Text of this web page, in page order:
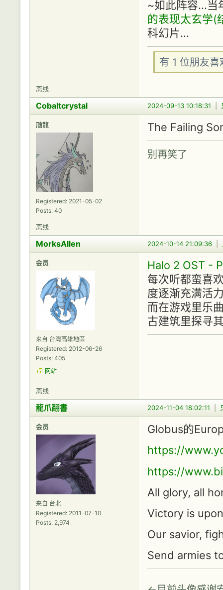
~如此阵容...当
的表现太玄学(
科幻片...
有 1 位朋友
离线
2024-09-13 10:18:31
Cobaltcrystal
虺龍
Registered: 2021-05-02
Posts: 40
The Failing
别再笑了
离线
2024-10-14 21:09:36
MorksAllen
会员
来自 台灣高雄地區
Registered: 2012-06-26
Posts: 405
网站
Halo 2 OST -
每次听都蛮喜
度逐渐充满活
而在游戏里乐
古建筑里探寻
离线
2024-11-04 18:02:11
龍爪翻書
会员
来自 台北
Registered: 2011-07-10
Posts: 2,974
Globus的
https://
https://
All glory, all
Victory is
Our savior,
Send armies